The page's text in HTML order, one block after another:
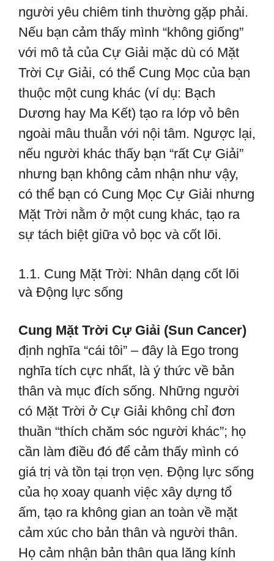
người yêu chiêm tinh thường gặp phải.
Nếu bạn cảm thấy mình “không giống”
với mô tả của Cự Giải mặc dù có Mặt
Trời Cự Giải, có thể Cung Mọc của bạn
thuộc một cung khác (ví dụ: Bạch
Dương hay Ma Kết) tạo ra lớp vỏ bên
ngoài mâu thuẫn với nội tâm. Ngược lại,
nếu người khác thấy bạn “rất Cự Giải”
nhưng bạn không cảm nhận như vậy,
có thể bạn có Cung Mọc Cự Giải nhưng
Mặt Trời nằm ở một cung khác, tạo ra
sự tách biệt giữa vỏ bọc và cốt lõi.
1.1. Cung Mặt Trời: Nhân dạng cốt lõi
và Động lực sống
Cung Mặt Trời Cự Giải (Sun Cancer)
định nghĩa “cái tôi” – đây là Ego trong
nghĩa tích cực nhất, là ý thức về bản
thân và mục đích sống. Những người
có Mặt Trời ở Cự Giải không chỉ đơn
thuần “thích chăm sóc người khác”; họ
cần làm điều đó để cảm thấy mình có
giá trị và tồn tại trọn vẹn. Động lực sống
của họ xoay quanh việc xây dựng tổ
ấm, tạo ra không gian an toàn về mặt
cảm xúc cho bản thân và người thân.
Họ cảm nhận bản thân qua lăng kính